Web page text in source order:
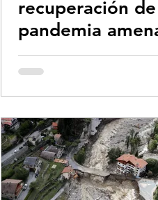
Combustibles fósiles
Coronavirus Crisis
Desforestación - Uso de
recuperación
pandemia
las esperanzas
clima mundial